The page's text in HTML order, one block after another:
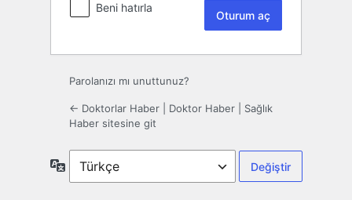
Beni hatırla
Parolanızı mı unuttunuz?
← Doktorlar Haber | Doktor Haber | Sağlık
Haber sitesine git
Dil